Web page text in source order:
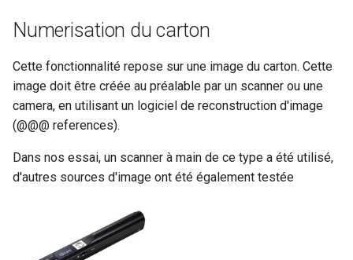
Numerisation du carton
Cette fonctionnalité repose sur une image du carton. Cette
image doit être créée au préalable par un scanner ou une
camera, en utilisant un logiciel de reconstruction d'image
(@@@ references).
Dans nos essai, un scanner à main de ce type a été utilisé,
d'autres sources d'image ont été également testée